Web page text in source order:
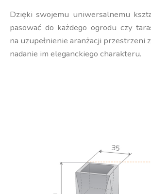
Dzięki swojemu uniwersalnemu
pasować do każdego ogrodu czy
na uzupełnienie aranżacji
nadanie im eleganckiego charakteru.